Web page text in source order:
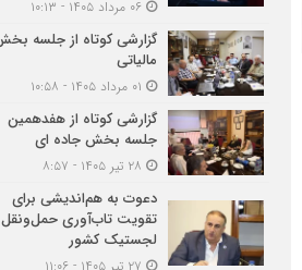
گزارشی کوتاه از جلسه
مالیاتی
گزارشی کوتاه از هفدهمین
جلسه بخش جاده ای
دعوت به هم‌اندیشی برای
تقویت تاب‌آوری
لجستیک کشور